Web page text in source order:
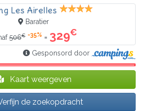
Les Airelles
Baratier
506€ -35% = 329€
Gesponsord door
Kaart weergeven
de zoekopdracht